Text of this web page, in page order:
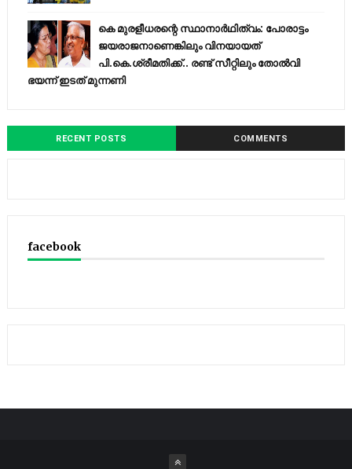
കെ മുരളീധരന്റെ സ്ഥാനാർഥിത്വം: പോരാട്ടം
ജയരാജനാണെങ്കിലും വിനയായത്
പി.കെ.ശ്രീമതിക്ക്.. രണ്ട് സീറ്റിലും തോൽവി
ഭയന്ന്‌ ഇടത് മുന്നണി
RECENT POSTS COMMENTS
facebook